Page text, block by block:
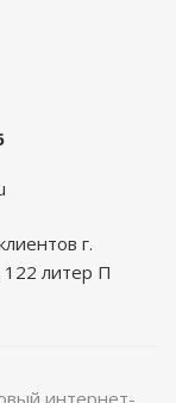
г.
литер П
интернет-